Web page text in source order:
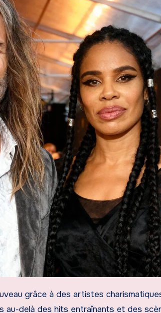
grâce à des artistes
au-delà des hits entraînants et des